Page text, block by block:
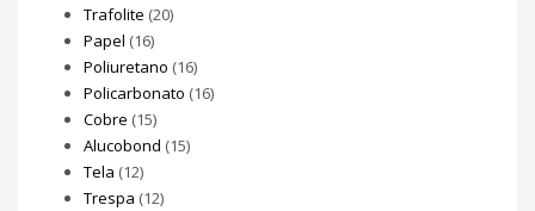
Trafolite (20)
Papel (16)
Poliuretano (16)
Policarbonato (16)
Cobre (15)
Alucobond (15)
Tela (12)
Trespa (12)